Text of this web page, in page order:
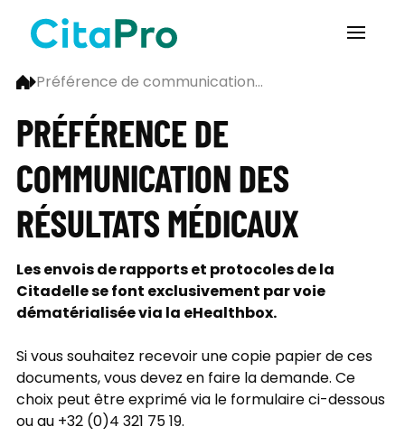
Préférence de communication...
PRÉFÉRENCE DE
COMMUNICATION DES
RÉSULTATS MÉDICAUX
Les envois de rapports et protocoles de la
Citadelle se font exclusivement par voie
dématérialisée via la eHealthbox.
Si vous souhaitez recevoir une copie papier de ces
documents, vous devez en faire la demande. Ce
choix peut être exprimé via le formulaire ci-dessous
ou au +32 (0)4 321 75 19.